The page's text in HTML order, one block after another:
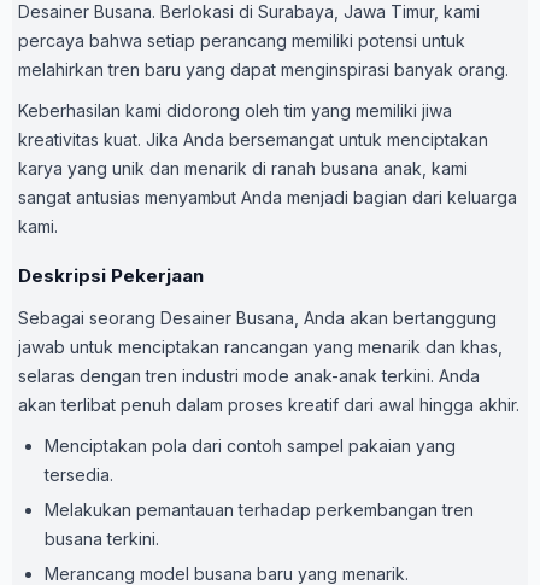
Desainer Busana. Berlokasi di Surabaya, Jawa Timur, kami
percaya bahwa setiap perancang memiliki potensi untuk
melahirkan tren baru yang dapat menginspirasi banyak orang.
Keberhasilan kami didorong oleh tim yang memiliki jiwa
kreativitas kuat. Jika Anda bersemangat untuk menciptakan
karya yang unik dan menarik di ranah busana anak, kami
sangat antusias menyambut Anda menjadi bagian dari keluarga
kami.
Deskripsi Pekerjaan
Sebagai seorang Desainer Busana, Anda akan bertanggung
jawab untuk menciptakan rancangan yang menarik dan khas,
selaras dengan tren industri mode anak-anak terkini. Anda
akan terlibat penuh dalam proses kreatif dari awal hingga akhir.
Menciptakan pola dari contoh sampel pakaian yang
tersedia.
Melakukan pemantauan terhadap perkembangan tren
busana terkini.
Merancang model busana baru yang menarik.